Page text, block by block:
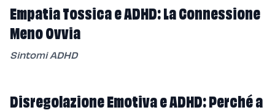
Empatia Tossica e ADHD: La Connessione
Meno Ovvia
Sintomi ADHD
Disregolazione Emotiva e ADHD: Perché a